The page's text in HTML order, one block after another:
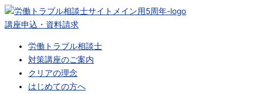
内
容
講座申込・資料請求
労働トラブル相談士
対策講座のご案内
クリアの理念
はじめての方へ